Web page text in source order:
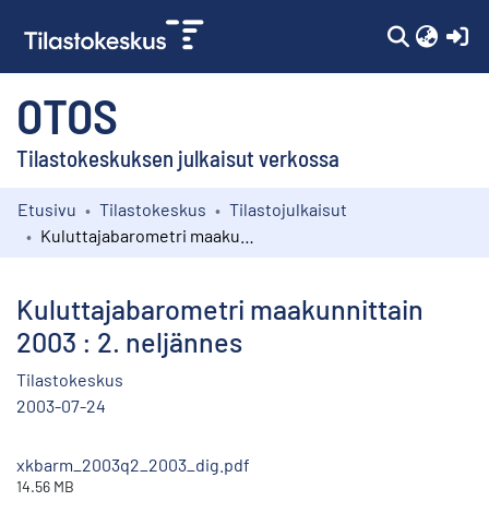
OTOS
Tilastokeskuksen julkaisut verkossa
Kokoelmat
Etusivu Tilastokeskus
Tilastojulkaisut
Kuluttajabarometri maakunnittain
2003 : 2. neljännes
Tilastokeskus
2003-07-24
xkbarm_2003q2_2003_dig.pdf
14.56 MB